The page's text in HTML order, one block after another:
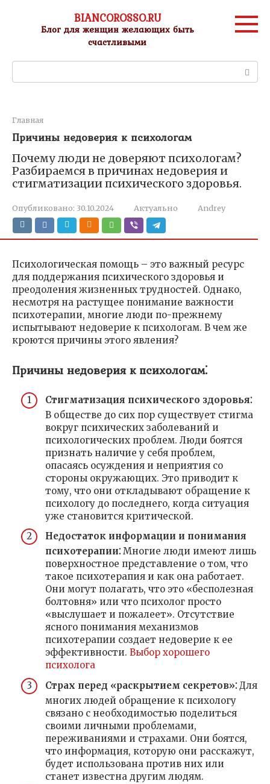
контенту
BIANCOROSSO.RU
Блог для женщин желающих быть
счастливыми
Главная
Причины недоверия к психологам
Почему люди не доверяют психологам?
Разбираемся в причинах недоверия и
стигматизации психического здоровья.
Опубликовано: 30.10.2024 Актуально Andrey
Психологическая помощь – это важный ресурс
для поддержания психического здоровья и
преодоления жизненных трудностей. Однако,
несмотря на растущее понимание важности
психотерапии, многие люди по-прежнему
испытывают недоверие к психологам. В чем же
кроются причины этого явления?
Причины недоверия к психологам⁚
Стигматизация психического здоровья⁚
В обществе до сих пор существует стигма
вокруг психических заболеваний и
психологических проблем. Люди боятся
признать наличие у себя проблем,
опасаясь осуждения и неприятия со
стороны окружающих. Это приводит к
тому, что они откладывают обращение к
психологу до последнего, когда ситуация
уже становится критической.
Недостаток информации и понимания
психотерапии⁚ Многие люди имеют лишь
поверхностное представление о том, что
такое психотерапия и как она работает.
Они могут полагать, что это «бесполезная
болтовня» или что психолог просто
«выслушает и пожалеет». Отсутствие
ясного понимания механизмов
психотерапии создает недоверие к ее
эффективности. Выбор хорошего
психолога
Страх перед «раскрытием секретов»⁚ Для
многих людей обращение к психологу
связано с необходимостью поделиться
своими личными проблемами,
переживаниями и страхами. Они боятся,
что информация, которую они расскажут,
будет использована против них или
станет известна другим людям.